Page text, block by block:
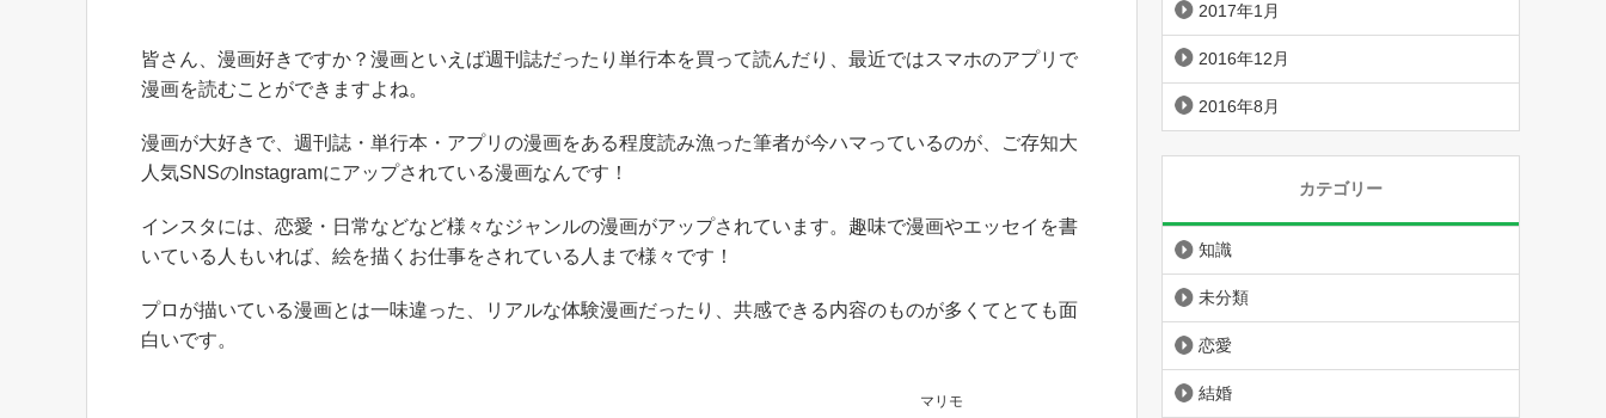
皆さん、漫画好きですか？漫画といえば週刊誌だったり単行本を買って読んだり、最近ではスマホのアプリで
漫画を読むことができますよね。
漫画が大好きで、週刊誌・単行本・アプリの漫画をある程度読み漁った筆者が今ハマっているのが、ご存知大
人気SNSのInstagramにアップされている漫画なんです！
インスタには、恋愛・日常などなど様々なジャンルの漫画がアップされています。趣味で漫画やエッセイを書
いている人もいれば、絵を描くお仕事をされている人まで様々です！
プロが描いている漫画とは一味違った、リアルな体験漫画だったり、共感できる内容のものが多くてとても面
白いです。
マリモ
2017年1月
2016年12月
2016年8月
カテゴリー
知識
未分類
恋愛
結婚